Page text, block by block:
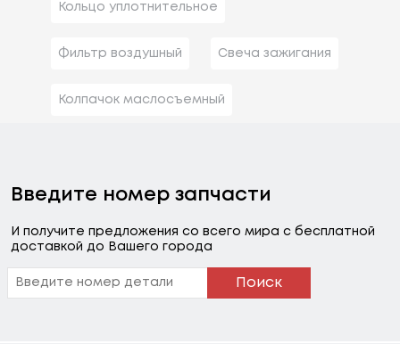
Кольцо уплотнительное
Фильтр воздушный Свеча зажигания
Колпачок маслосъемный
Введите номер запчасти
И получите предложения со всего мира с бесплатной
доставкой до Вашего города
Поиск